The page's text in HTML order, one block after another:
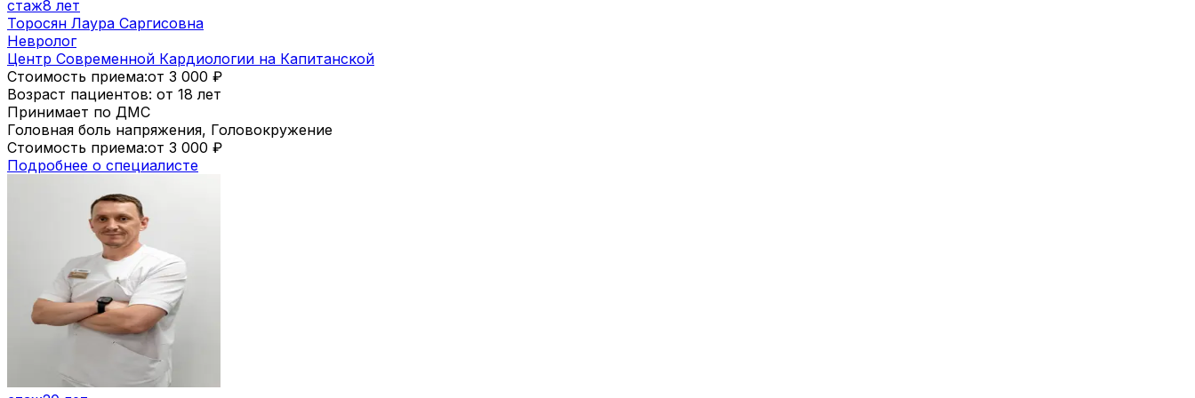
стаж8 лет
Торосян Лаура Саргисовна
Невролог
Центр Современной Кардиологии на Капитанской
Стоимость приема:от 3 000 ₽
Возраст пациентов: от 18 лет
Принимает по ДМС
Головная боль напряжения, Головокружение
Стоимость приема:от 3 000 ₽
Подробнее о специалисте